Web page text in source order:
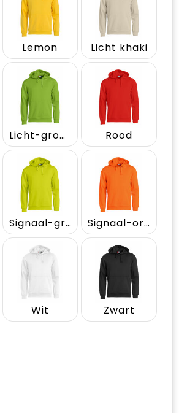
Lemon Licht khaki
Licht-groen Rood
Signaal-groen Signaal-oranje
Wit Zwart